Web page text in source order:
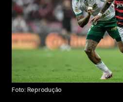
Foto: Reprodução